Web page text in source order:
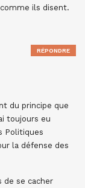
comme ils disent.
du principe que
toujours eu
Politiques
la défense des
de se cacher
RÉPONDRE